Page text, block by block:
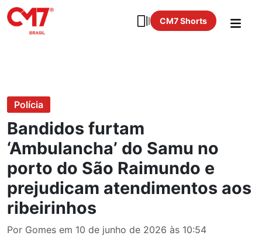
CM7 Shorts
Polícia
Bandidos furtam
‘Ambulancha’ do Samu no
porto do São Raimundo e
prejudicam atendimentos aos
ribeirinhos
Por Gomes em 10 de junho de 2026 às 10:54